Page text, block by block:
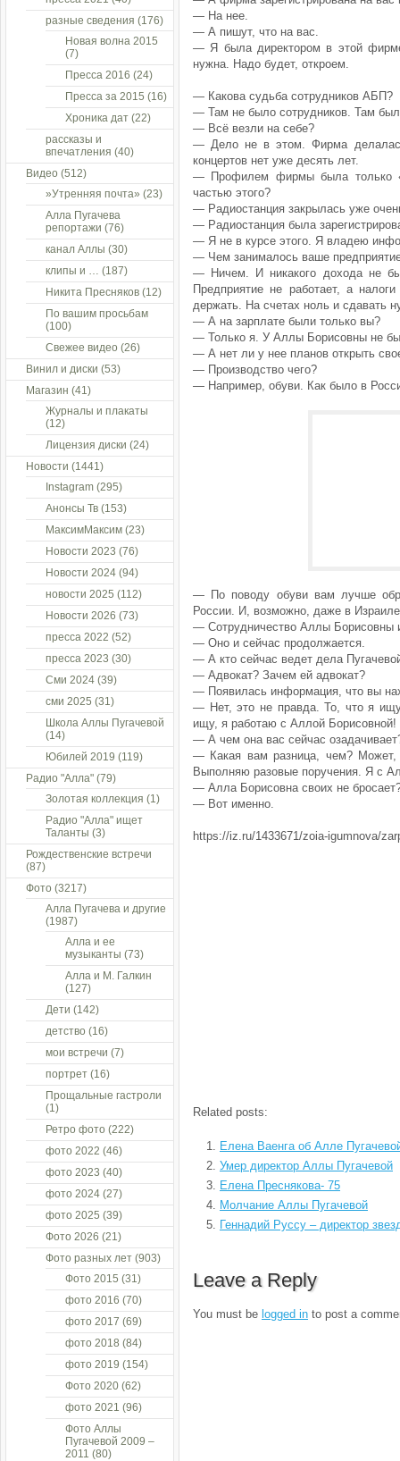
— На нее.
— А пишут, что на вас.
— Я была директором в этой
нужна. Надо будет, откроем.
— Какова судьба сотрудников АБП?
— Там не было сотрудников. Там
— Всё везли на себе?
— Дело не в этом. Фирма
концертов нет уже десять лет.
— Профилем фирмы была только
частью этого?
— Радиостанция закрылась уже
— Радиостанция была
— Я не в курсе этого. Я владею
— Чем занималось ваше
— Ничем. И никакого дохода не
Предприятие не работает, а
держать. На счетах ноль и сдавать
— А на зарплате были только вы?
— Только я. У Аллы Борисовны не
— А нет ли у нее планов открыть
— Производство чего?
— Например, обуви. Как было в
— По поводу обуви вам лучше
России. И, возможно, даже в
— Сотрудничество Аллы Борисовны
— Оно и сейчас продолжается.
— А кто сейчас ведет дела
— Адвокат? Зачем ей адвокат?
— Появилась информация, что вы
— Нет, это не правда. То, что я
ищу, я работаю с Аллой
— А чем она вас сейчас
— Какая вам разница, чем?
Выполняю разовые поручения. Я с
— Алла Борисовна своих не
— Вот именно.
https://iz.ru/1433671/zoia-igumnova/
Related posts:
Елена Ваенга об Алле
Умер директор Аллы Пугачевой
Елена Преснякова- 75
Молчание Аллы Пугачевой
Геннадий Руссу – директор
Leave a Reply
You must be logged in to post a
разные сведения (176)
Новая волна 2015
(7)
Пресса 2016 (24)
Пресса за 2015 (16)
Хроника дат (22)
рассказы и
впечатления (40)
Видео (512)
»Утренняя почта» (23)
Алла Пугачева
репортажи (76)
канал Аллы (30)
клипы и … (187)
Никита Пресняков (12)
По вашим просьбам
(100)
Свежее видео (26)
Винил и диски (53)
Магазин (41)
Журналы и плакаты
(12)
Лицензия диски (24)
Новости (1441)
Instagram (295)
Анонсы Тв (153)
МаксимМаксим (23)
Новости 2023 (76)
Новости 2024 (94)
новости 2025 (112)
Новости 2026 (73)
пресса 2022 (52)
пресса 2023 (30)
Сми 2024 (39)
сми 2025 (31)
Школа Аллы Пугачевой
(14)
Юбилей 2019 (119)
Радио "Алла" (79)
Золотая коллекция (1)
Радио "Алла" ищет
Таланты (3)
Рождественские встречи
(87)
Фото (3217)
Алла Пугачева и другие
(1987)
Алла и ее
музыканты (73)
Алла и М. Галкин
(127)
Дети (142)
детство (16)
мои встречи (7)
портрет (16)
Прощальные гастроли
(1)
Ретро фото (222)
фото 2022 (46)
фото 2023 (40)
фото 2024 (27)
фото 2025 (39)
Фото 2026 (21)
Фото разных лет (903)
Фото 2015 (31)
фото 2016 (70)
фото 2017 (69)
фото 2018 (84)
фото 2019 (154)
Фото 2020 (62)
фото 2021 (96)
Фото Аллы
Пугачевой 2009 –
2011 (80)